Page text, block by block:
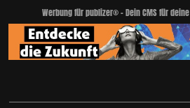
Werbung für publizer® - Dein CMS für